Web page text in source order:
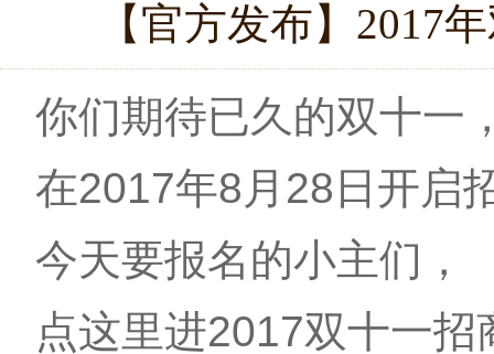
【官方发布】2017
你们期待已久的双十一
在2017年8月28日开启
今天要报名的小主们，
点这里进2017双十一招